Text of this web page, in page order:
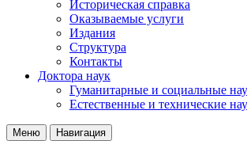
Историческая справка
Оказываемые услуги
Издания
Структура
Контакты
Доктора наук
Гуманитарные и социальные
Естественные и технические
Меню Навигация